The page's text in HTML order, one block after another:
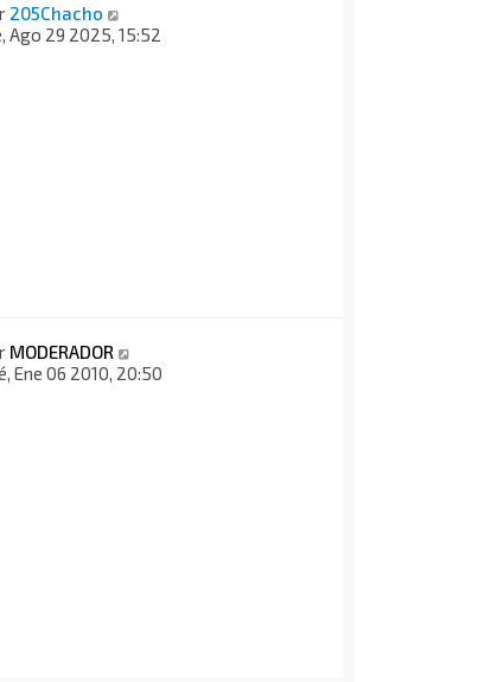
205Chacho
Ago 29 2025, 15:52
MODERADOR
Ene 06 2010, 20:50